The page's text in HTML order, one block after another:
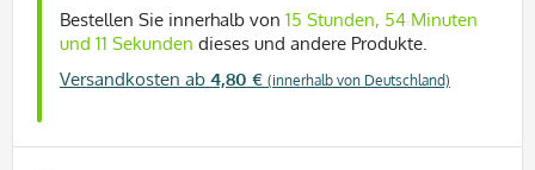
Bestellen Sie innerhalb von 15 Stunden, 54 Minuten
und 11 Sekunden dieses und andere Produkte.
Versandkosten ab 4,80 € (innerhalb von Deutschland)